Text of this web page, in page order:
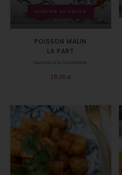
AJOUTER AU PANIER
POISSON MALIN
LA PART
Saumon à la tunisienne.
18,00 €